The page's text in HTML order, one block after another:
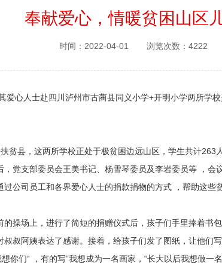
奉献爱心，情暖贫困山区
时间：2022-04-01 浏览次数：4222
爱心人士赴四川泸州市古蔺县同义小学+开明小学两所学
贫县，这两所学校正处于极贫困边远山区，学生共计263
党支部委员会王美书记、杨雪琴委员及李岩委员等 ，会
公司员工和各界爱心人士的捐款捐物的方式 ，帮助这些
操场上，进行了简短的捐赠仪式后，孩子们手里捧着书
叔阿姨表达了感谢。接着，给孩子们发了图纸，让他们
你们“ ，有的写”我想成为一名画家，“长大以后我想做一